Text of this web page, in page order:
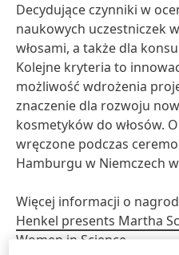
Decydujące czynniki w
naukowych uczestniczek
włosami, a także dla
Kolejne kryteria to
możliwość wdrożenia
znaczenie dla rozwoju
kosmetyków do włosów.
wręczone podczas
Hamburgu w Niemczech
Więcej informacji o
Henkel presents Martha
Women in Science